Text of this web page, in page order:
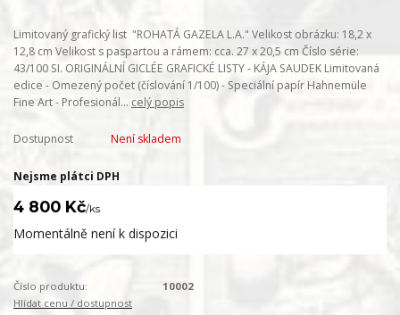
Limitovaný grafický list "ROHATÁ GAZELA L.A." Velikost obrázku: 18,2 x
12,8 cm Velikost s paspartou a rámem: cca. 27 x 20,5 cm Číslo série:
43/100 SI. ORIGINÁLNÍ GICLÉE GRAFICKÉ LISTY - KÁJA SAUDEK Limitovaná
edice - Omezený počet (číslování 1/100) - Speciální papír Hahnemüle
Fine Art - Profesionál... celý popis
Dostupnost Není skladem
Nejsme plátci DPH
4 800 Kč/ks
Momentálně není k dispozici
Číslo produktu:
10002
Hlídat cenu / dostupnost